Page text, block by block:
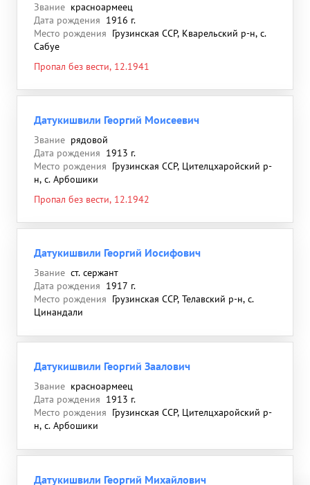
Звание красноармеец
Дата рождения 1916 г.
Место рождения Грузинская ССР, Кварельский р-н, с.
Сабуе
Пропал без вести, 12.1941
Датукишвили Георгий Моисеевич
Звание рядовой
Дата рождения 1913 г.
Место рождения Грузинская ССР, Цителцхаройский р-
н, с. Арбошики
Пропал без вести, 12.1942
Датукишвили Георгий Иосифович
Звание ст. сержант
Дата рождения 1917 г.
Место рождения Грузинская ССР, Телавский р-н, с.
Цинандали
Датукишвили Георгий Заалович
Звание красноармеец
Дата рождения 1913 г.
Место рождения Грузинская ССР, Цителцхаройский р-
н, с. Арбошики
Датукишвили Георгий Михайлович